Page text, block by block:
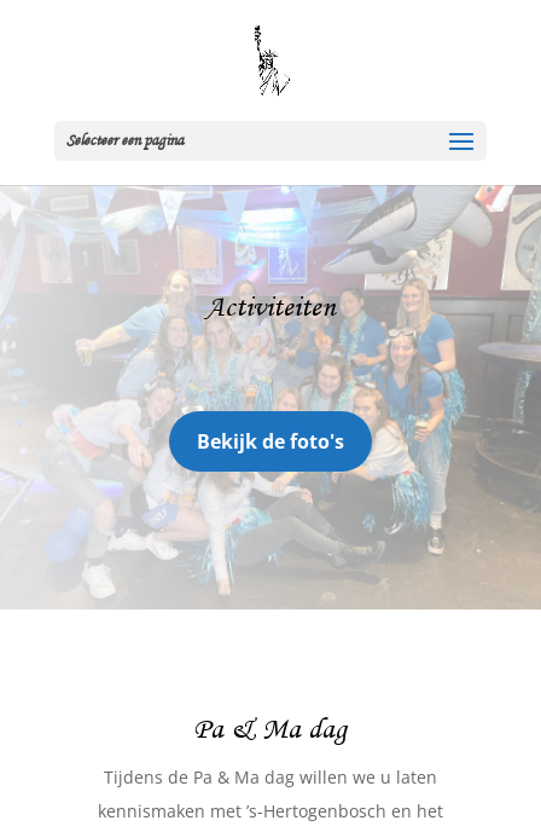
Selecteer een pagina
Activiteiten
Bekijk de foto's
Pa & Ma dag
Tijdens de Pa & Ma dag willen we u laten
kennismaken met ’s-Hertogenbosch en het